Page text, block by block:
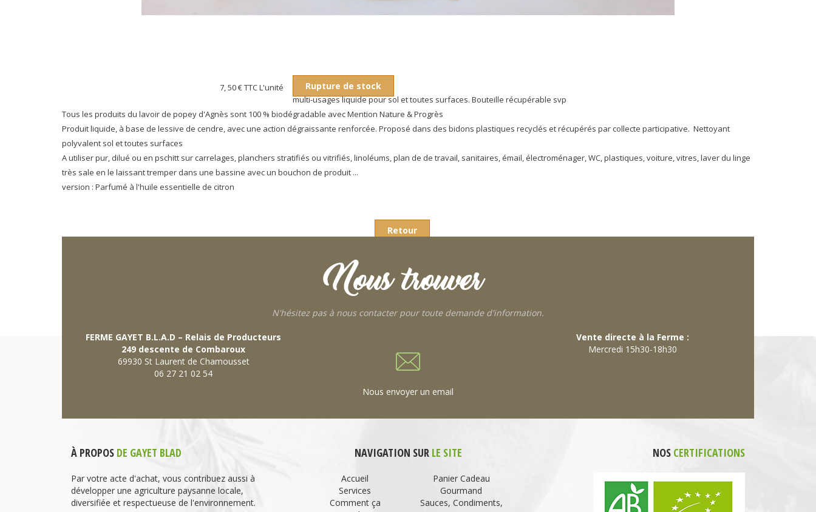
7, 50 €TTC L'unité Rupture de stock
multi-usages liquide pour sol et toutes surfaces. Bouteille récupérable svp
Tous les produits du lavoir de popey d'Agnès sont 100 % biodégradable avec Mention Nature & Progrès
Produit liquide, à base de lessive de cendre, avec une action dégraissante renforcée. Proposé dans des bidons plastiques recyclés et récupérés par collecte participative. Nettoyant
polyvalent sol et toutes surfaces
A utiliser pur, dilué ou en pschitt sur carrelages, planchers stratifiés ou vitrifiés, linoléums, plan de de travail, sanitaires, émail, électroménager, WC, plastiques, voiture, vitres, laver du linge
très sale en le laissant tremper dans une bassine avec un bouchon de produit ...
version : Parfumé à l'huile essentielle de citron
Retour
Nous trouver
N'hésitez pas à nous contacter pour toute demande d'information.
FERME GAYET B.L.A.D – Relais de Producteurs
249 descente de Combaroux
69930 St Laurent de Chamousset
06 27 21 02 54
Nous envoyer un email
Vente directe à la Ferme :
Mercredi 15h30-18h30
À PROPOS DE GAYET BLAD
Par votre acte d'achat, vous contribuez aussi à
développer une agriculture paysanne locale,
diversifiée et respectueuse de l'environnement.
NAVIGATION SUR LE SITE
Accueil
Services
Comment ça
Panier Cadeau
Gourmand
Sauces, Condiments,
NOS CERTIFICATIONS